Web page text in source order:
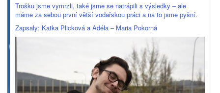
Trošku jsme vymrzli, také jsme se natrápili s výsledky – ale
máme za sebou první větší vodařskou práci a na to jsme pyšní.
Zapsaly: Katka Plicková a Adéla – Maria Pokorná